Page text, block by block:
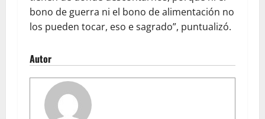
bono de guerra ni el bono de alimentación no
los pueden tocar, eso e sagrado”, puntualizó.
Autor